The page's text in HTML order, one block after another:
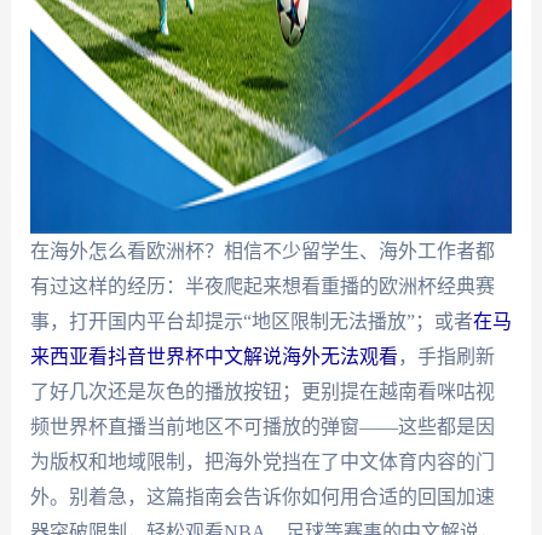
在海外怎么看欧洲杯？相信不少留学生、海外工作者都
有过这样的经历：半夜爬起来想看重播的欧洲杯经典赛
事，打开国内平台却提示“地区限制无法播放”；或者在马
来西亚看抖音世界杯中文解说海外无法观看 ，手指刷新
了好几次还是灰色的播放按钮；更别提在越南看咪咕视
频世界杯直播当前地区不可播放的弹窗——这些都是因
为版权和地域限制，把海外党挡在了中文体育内容的门
外。别着急，这篇指南会告诉你如何用合适的回国加速